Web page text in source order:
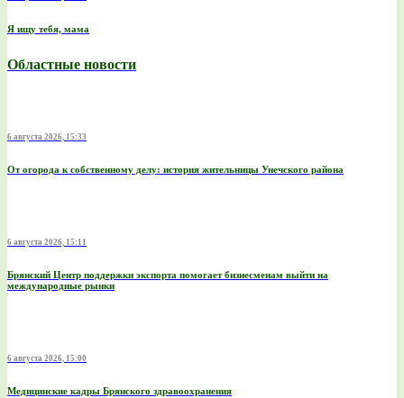
Я ищу тебя, мама
Областные новости
6 августа 2026, 15:33
От огорода к собственному делу: история жительницы Унечского района
6 августа 2026, 15:11
Брянский Центр поддержки экспорта помогает бизнесменам выйти на
международные рынки
6 августа 2026, 15:00
Медицинские кадры Брянского здравоохранения